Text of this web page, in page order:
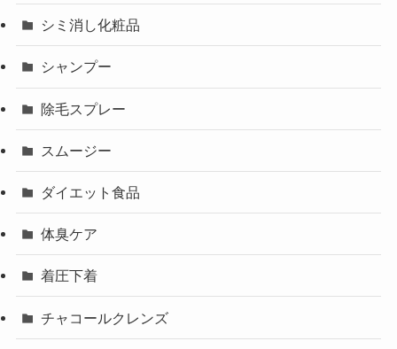
シミ消し化粧品
シャンプー
除毛スプレー
スムージー
ダイエット食品
体臭ケア
着圧下着
チャコールクレンズ